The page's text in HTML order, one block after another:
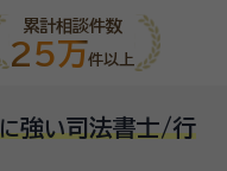
累計相談件数
25万件以上
に強い司法書士/行